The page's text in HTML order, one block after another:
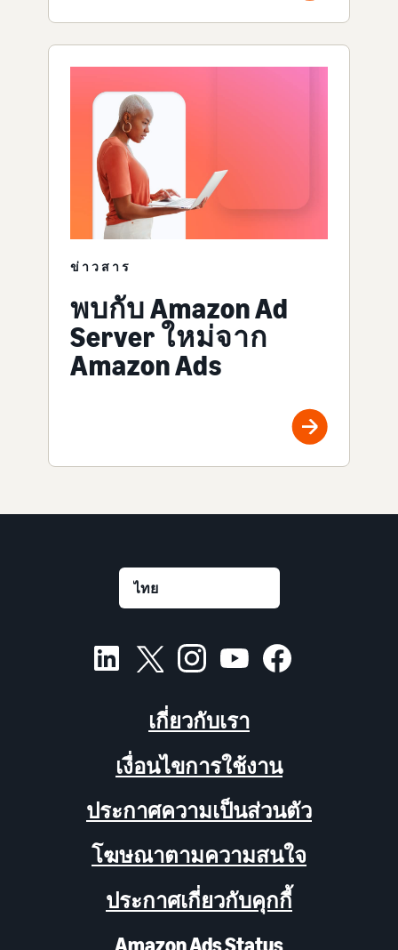
ข่าวสาร
พบกับ Amazon Ad
Server ใหม่จาก
Amazon Ads
เกี่ยวกับเรา
เงื่อนไขการใช้งาน
ประกาศความเป็นส่วนตัว
โฆษณาตามความสนใจ
ประกาศเกี่ยวกับคุกกี้